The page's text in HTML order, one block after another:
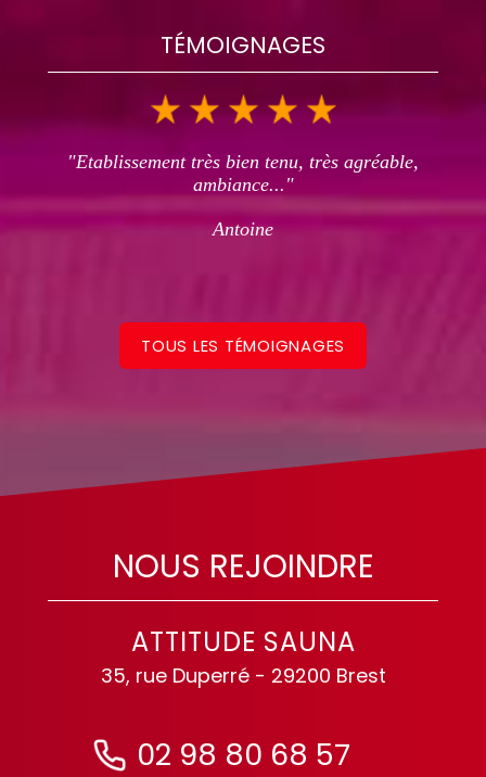
TÉMOIGNAGES
"Etablissement très bien tenu, très agréable,
ambiance..."
Antoine
TOUS LES TÉMOIGNAGES
NOUS REJOINDRE
ATTITUDE SAUNA
35, rue Duperré - 29200 Brest
02 98 80 68 57